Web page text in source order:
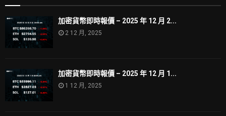
加密貨幣即時報價 – 2025 年 12 月 2...
2 12 月, 2025
加密貨幣即時報價 – 2025 年 12 月 1...
1 12 月, 2025